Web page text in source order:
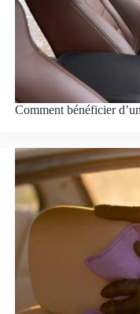
Comment bénéficier